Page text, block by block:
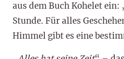
aus dem Buch Kohelet ein:
Stunde. Für alles
Himmel gibt es eine